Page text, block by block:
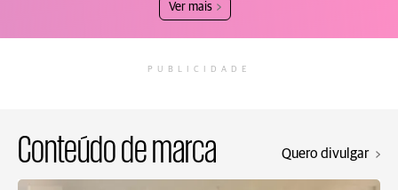
Ver mais
PUBLICIDADE
Conteúdo de marca Quero divulgar